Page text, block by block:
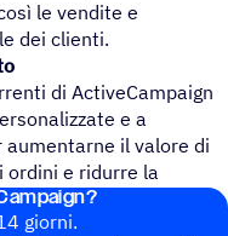
le vendite e
dei clienti.
di ActiveCampaign
e a
aumentarne il valore di
ordini e ridurre la
giorni.